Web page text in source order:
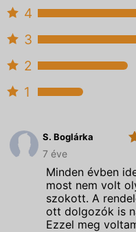
4
3
2
1
S. Boglárka
Centrum
7 éve
Minden évben
most nem volt
szokott. A
ott dolgozók is
Ezzel meg